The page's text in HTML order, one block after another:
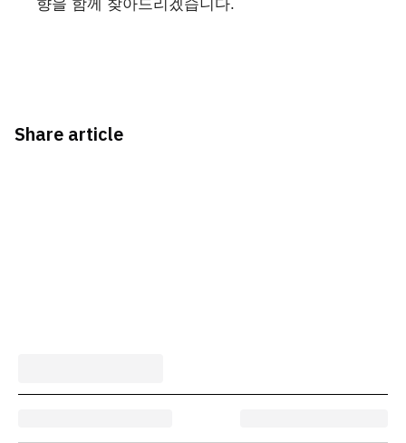
향을 함께 찾아드리겠습니다.
Share article